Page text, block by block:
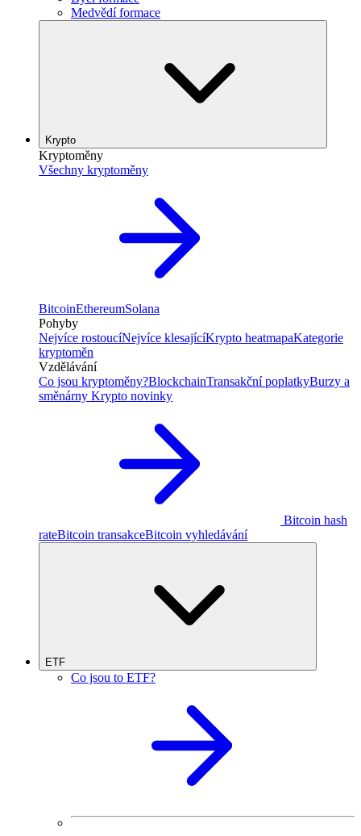
Medvědí formace
Krypto
Kryptoměny
Všechny kryptoměny
BitcoinEthereumSolana
Pohyby
Nejvíce rostoucíNejvíce klesajícíKrypto heatmapaKategorie
kryptoměn
Vzdělávání
Co jsou kryptoměny?BlockchainTransakční poplatkyBurzy a
směnárny Krypto novinky
Bitcoin hash
rateBitcoin transakceBitcoin vyhledávání
ETF
Co jsou to ETF?